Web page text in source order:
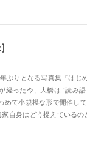
ぶりとなる写真集『はじ
経った今、大橋は “読み語
て小規模な形で開催して
自身はどう捉えているの